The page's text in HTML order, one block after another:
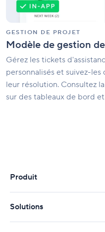
GESTION DE PROJET
Modèle de gestion
Gérez les tickets
personnalisés et suivez-
leur résolution. Consultez
sur des tableaux de bord
Produit
Solutions